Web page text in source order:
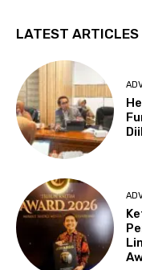
LATEST ARTICLES